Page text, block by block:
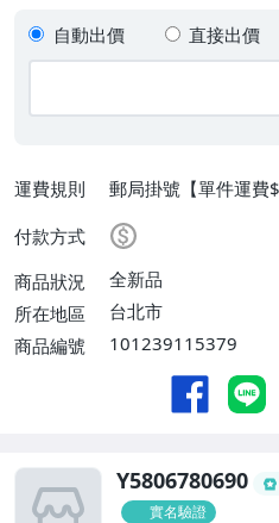
自動出價 直接出價
運費規則
郵局掛號【單件運費
滿$20000免運費】
付款方式
商品狀況
全新品
所在地區
台北市
商品編號
101239115379
Y5806780690
實名驗證